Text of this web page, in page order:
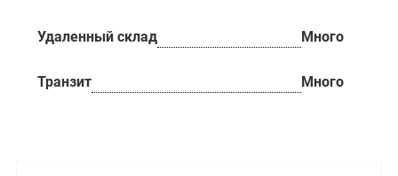
Удаленный склад Много
Транзит Много